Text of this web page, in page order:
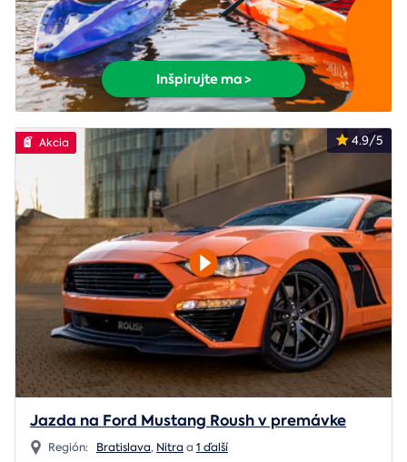
Inšpirujte ma >
4.9/5
Akcia
Jazda na Ford Mustang Roush v premávke
Región: Bratislava, Nitra a 1 ďalší